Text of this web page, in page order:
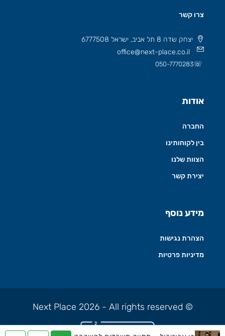
צרו קשר
יצחק שדה 8 תל אביב, ישראל 6777508
office@next-place.co.il
☏
050-7770283
אודות
החברה
בין לקוחותינו
הצוות שלנו
יצירת קשר
מידע נוסף
הצהרת נגישות
מדיניות פרטיות
© Next Place 2026 - All rights reserved